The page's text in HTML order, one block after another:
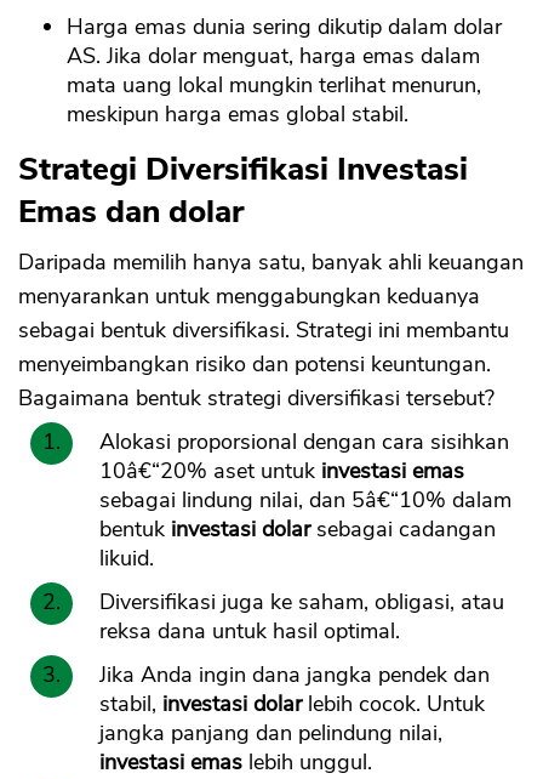
Harga emas dunia sering dikutip dalam dolar
AS. Jika dolar menguat, harga emas dalam
mata uang lokal mungkin terlihat menurun,
meskipun harga emas global stabil.
Strategi Diversifikasi Investasi
Emas dan dolar
Daripada memilih hanya satu, banyak ahli keuangan
menyarankan untuk menggabungkan keduanya
sebagai bentuk diversifikasi. Strategi ini membantu
menyeimbangkan risiko dan potensi keuntungan.
Bagaimana bentuk strategi diversifikasi tersebut?
Alokasi proporsional dengan cara sisihkan
10â€“20% aset untuk investasi emas
sebagai lindung nilai, dan 5â€“10% dalam
bentuk investasi dolarsebagai cadangan
likuid.
Diversifikasi juga ke saham, obligasi, atau
reksa dana untuk hasil optimal.
Jika Anda ingin dana jangka pendek dan
stabil, investasi dolarlebih cocok. Untuk
jangka panjang dan pelindung nilai,
investasi emas lebih unggul.